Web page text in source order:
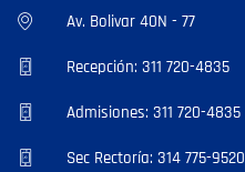
Av. Bolivar 40N - 77
Recepción: 311 720-4835
Admisiones: 311 720-4835
Sec Rectoría: 314 775-9520